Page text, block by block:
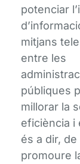
potenciar
mitjans
entre les
públiques
millorar la
eficiència i
és a dir, de
promoure